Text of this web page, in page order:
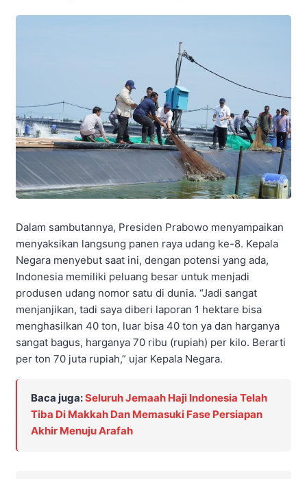
Dalam sambutannya, Presiden Prabowo menyampaikan
menyaksikan langsung panen raya udang ke-8. Kepala
Negara menyebut saat ini, dengan potensi yang ada,
Indonesia memiliki peluang besar untuk menjadi
produsen udang nomor satu di dunia. “Jadi sangat
menjanjikan, tadi saya diberi laporan 1 hektare bisa
menghasilkan 40 ton, luar bisa 40 ton ya dan harganya
sangat bagus, harganya 70 ribu (rupiah) per kilo. Berarti
per ton 70 juta rupiah,” ujar Kepala Negara.
Baca juga:Seluruh Jemaah Haji Indonesia Telah
Tiba Di Makkah Dan Memasuki Fase Persiapan
Akhir Menuju Arafah